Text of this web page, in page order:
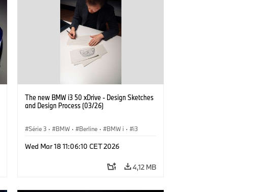
The new BMW i3 50 xDrive - Design Sketches
and Design Process (03/26)
Série 3 · BMW · Berline · BMW i · i3
Wed Mar 18 11:06:10 CET 2026
4,12 MB